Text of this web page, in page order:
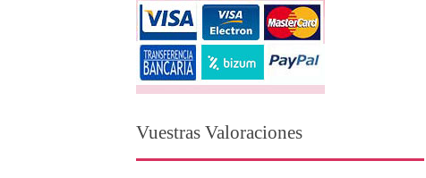
Vuestras Valoraciones